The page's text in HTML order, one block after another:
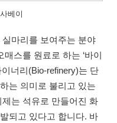
베이
마리를 보여주는 분야
스를 원료로 하는 ‘바이
너리(Bio-refinery)는 단
는 의미로 불리고 있는
는 석유로 만들어진 화
되고 있다고 합니다. 바